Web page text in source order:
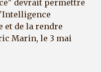
devrait permettre
et de la rendre
Marin, le 3 mai